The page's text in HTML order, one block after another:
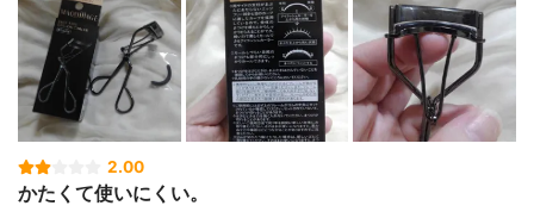
2.00
かたくて使いにくい。